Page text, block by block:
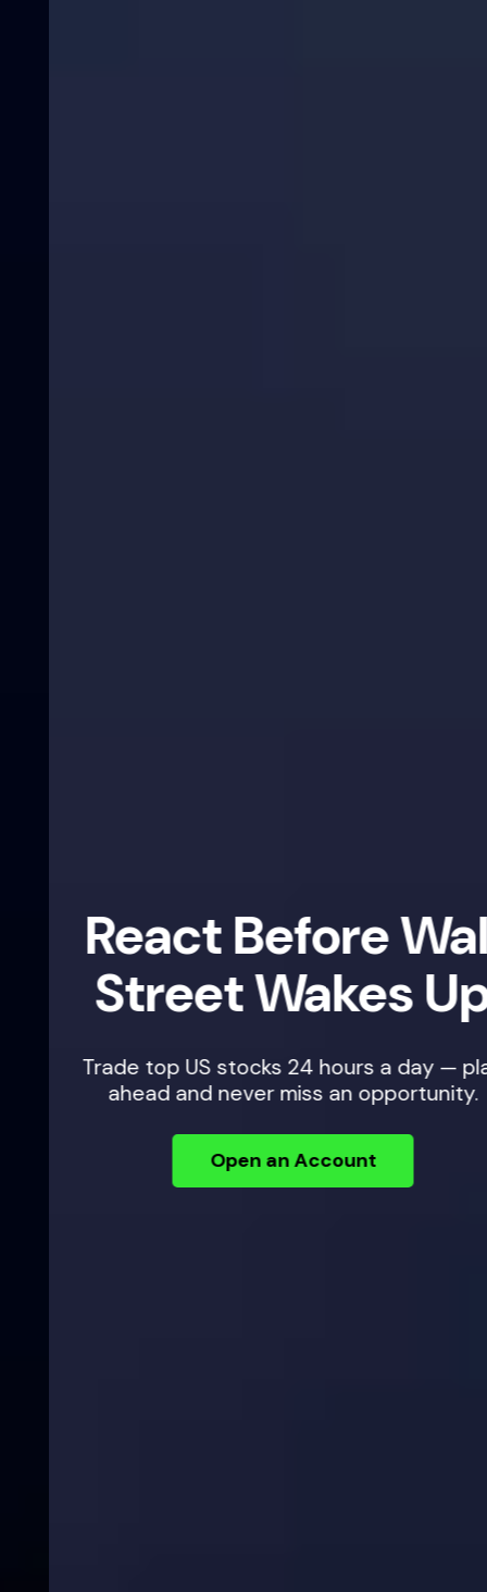
React Before Wall
Street Wakes Up
Trade top US stocks 24 hours a day — plan
ahead and never miss an opportunity.
Open an Account